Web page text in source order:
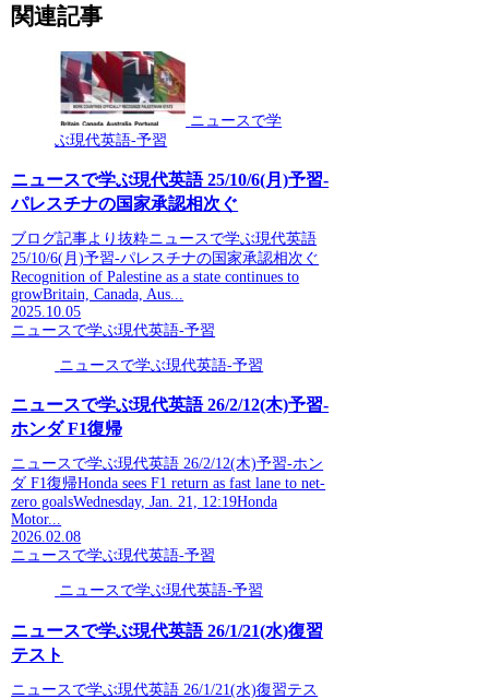
関連記事
ニュースで学
ぶ現代英語-予習
ニュースで学ぶ現代英語 25/10/6(月)予習-
パレスチナの国家承認相次ぐ
ブログ記事より抜粋ニュースで学ぶ現代英語
25/10/6(月)予習-パレスチナの国家承認相次ぐ
Recognition of Palestine as a state continues to
growBritain, Canada, Aus...
2025.10.05
ニュースで学ぶ現代英語-予習
ニュースで学ぶ現代英語-予習
ニュースで学ぶ現代英語 26/2/12(木)予習-
ホンダ F1復帰
ニュースで学ぶ現代英語 26/2/12(木)予習-ホン
ダ F1復帰Honda sees F1 return as fast lane to net-
zero goalsWednesday, Jan. 21, 12:19Honda
Motor...
2026.02.08
ニュースで学ぶ現代英語-予習
ニュースで学ぶ現代英語-予習
ニュースで学ぶ現代英語 26/1/21(水)復習
テスト
ニュースで学ぶ現代英語 26/1/21(水)復習テス